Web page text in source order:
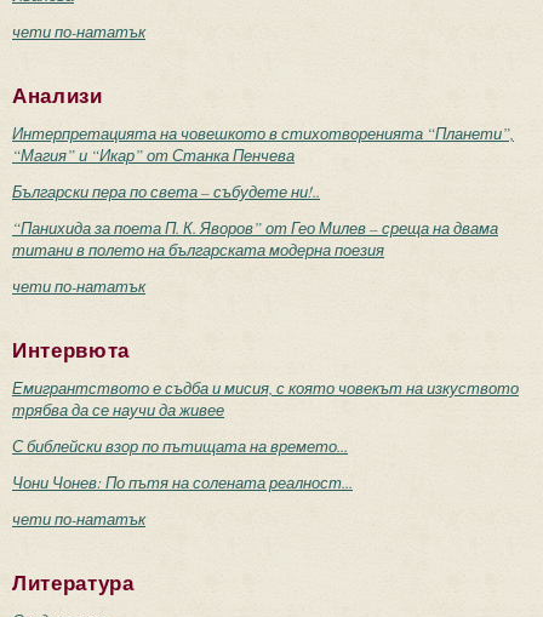
чети по-нататък
Анализи
Интерпретацията на човешкото в стихотворенията “Планети”,
“Магия” и “Икар” от Станка Пенчева
Български пера по света – събудете ни!..
“Панихида за поета П. К. Яворов” от Гео Милев – среща на двама
титани в полето на българската модерна поезия
чети по-нататък
Интервюта
Емигрантството е съдба и мисия, с която човекът на изкуството
трябва да се научи да живее
С библейски взор по пътищата на времето...
Чони Чонев: По пътя на солената реалност...
чети по-нататък
Литература